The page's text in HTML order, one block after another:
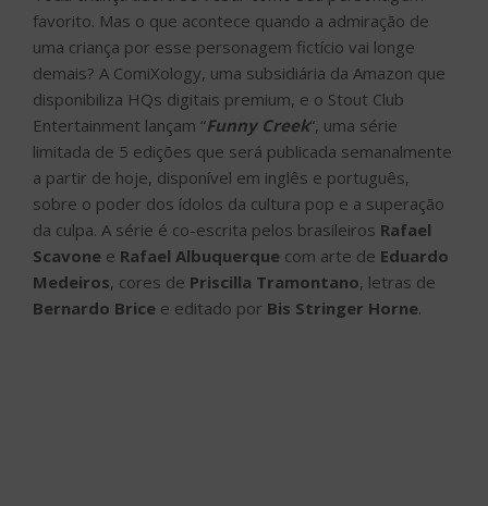
favorito. Mas o que acontece quando a admiração de
uma criança por esse personagem fictício vai longe
demais? A ComiXology, uma subsidiária da Amazon que
disponibiliza HQs digitais premium, e o Stout Club
Entertainment lançam “Funny Creek“, uma série
limitada de 5 edições que será publicada semanalmente
a partir de hoje, disponível em inglês e português,
sobre o poder dos ídolos da cultura pop e a superação
da culpa. A série é co-escrita pelos brasileiros Rafael
Scavone e Rafael Albuquerque com arte de Eduardo
Medeiros, cores de Priscilla Tramontano, letras de
Bernardo Brice e editado por Bis Stringer Horne.